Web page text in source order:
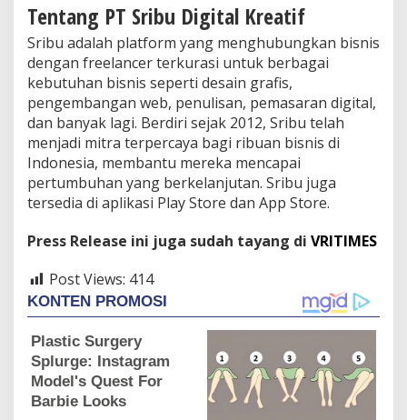
Tentang PT Sribu Digital Kreatif
Sribu adalah platform yang menghubungkan bisnis
dengan freelancer terkurasi untuk berbagai
kebutuhan bisnis seperti desain grafis,
pengembangan web, penulisan, pemasaran digital,
dan banyak lagi. Berdiri sejak 2012, Sribu telah
menjadi mitra terpercaya bagi ribuan bisnis di
Indonesia, membantu mereka mencapai
pertumbuhan yang berkelanjutan. Sribu juga
tersedia di aplikasi Play Store dan App Store.
Press Release ini juga sudah tayang di VRITIMES
Post Views: 414